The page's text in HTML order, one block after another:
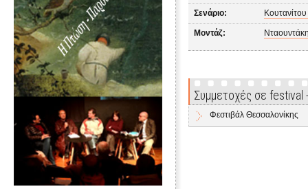
Σενάριο:
Μοντάζ:
Συμμετοχές σε
Φεστιβάλ Θεσσαλονίκης